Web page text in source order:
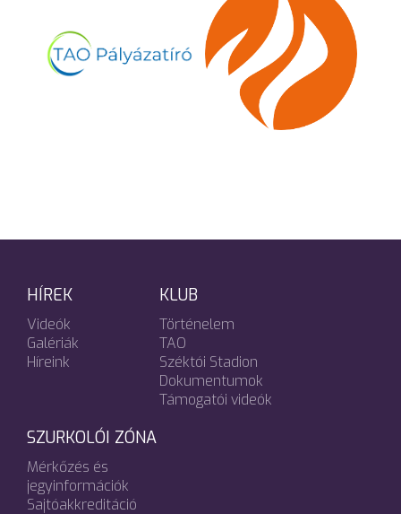
HÍREK
Videók
Galériák
Híreink
KLUB
Történelem
TAO
Széktói Stadion
Dokumentumok
Támogatói videók
SZURKOLÓI ZÓNA
Mérkőzés és
jegyinformációk
Sajtóakkreditáció